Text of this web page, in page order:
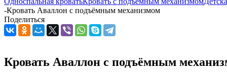
-Кровать Аваллон с подъёмным механизмом
Поделиться
Кровать Аваллон с подъёмным